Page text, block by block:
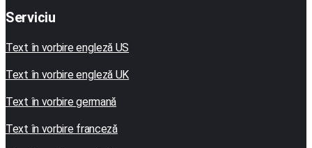
Serviciu
Text în vorbire engleză US
Text în vorbire engleză UK
Text în vorbire germană
Text în vorbire franceză